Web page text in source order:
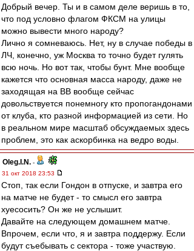
Добрый вечер. Ты и в самом деле веришь в то,
что под условно флагом ФКСМ на улицы
можно вывести много народу?
Лично я сомневаюсь. Нет, ну в случае победы в
ЛЧ, конечно, уж Москва то точно будет гулять
всю ночь. Но вот так, чтобы бунт. Мне вообще
кажется что основная масса народу, даже не
заходящая на ВВ вообще сейчас
довольствуется понемногу кто пропогандонами
от клуба, кто разной информацией из сети. Но
в реальном мире масштаб обсуждаемых здесь
проблем, это как аскорбинка на ведро воды.
Oleg.I.N. -
31 окт 2018 23:53
Стоп, так если Гондон в отпуске, и завтра его
на матче не будет - то смысл его завтра
хуесосить? Он же не услышит.
Давайте на следующем домашнем матче.
Впрочем, если что, я и завтра поддержу. Если
будут съебывать с сектора - тоже участвую.